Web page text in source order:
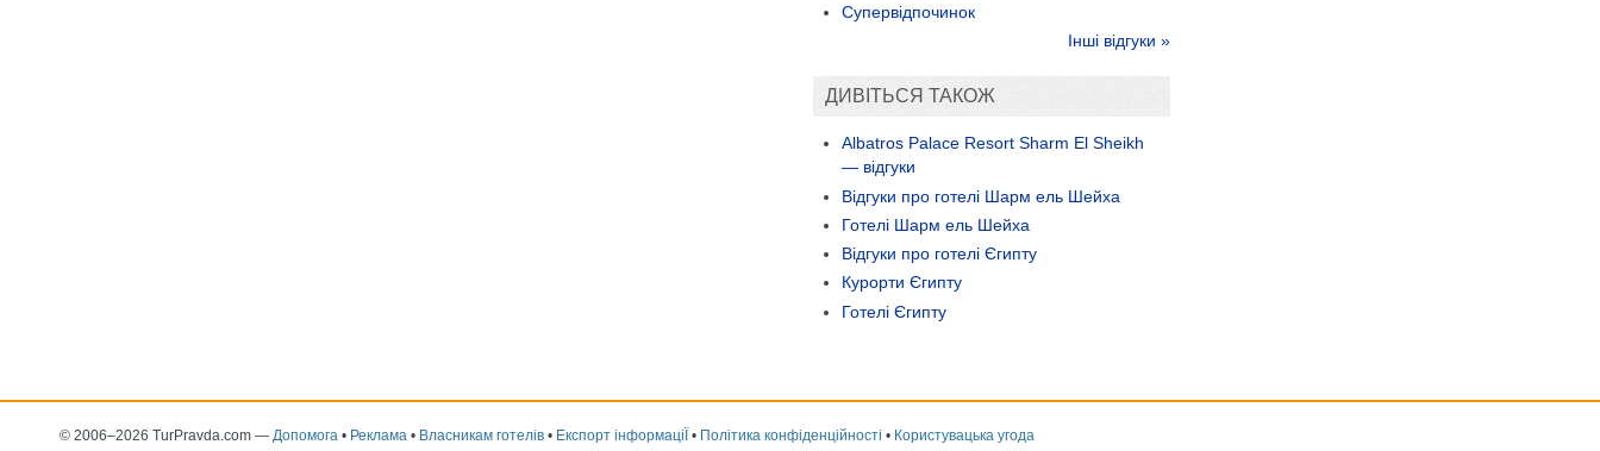
Супервідпочинок
Інші відгуки »
ДИВІТЬСЯ ТАКОЖ
Albatros Palace Resort Sharm El Sheikh
— відгуки
Відгуки про готелі Шарм ель Шейха
Готелі Шарм ель Шейха
Відгуки про готелі Єгипту
Курорти Єгипту
Готелі Єгипту
© 2006–2026 TurPravda.com — Допомога • Реклама • Власникам готелів • Експорт інформаціЇ • Політика конфіденційності • Користувацька угода